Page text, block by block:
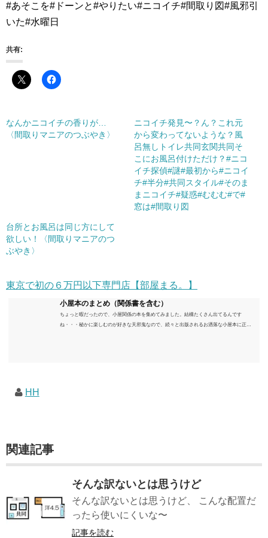
#あそこを#ドーンと#やりたい#ニコイチ#間取り図#風邪引
いた#水曜日
共有:
なんかニコイチの香りが…
〈間取りマニアのつぶやき〉
ニコイチ発見〜？ん？これ元
から変わってないような？風
呂無しトイレ共同玄関共同そ
こにお風呂付けただけ？#ニコ
イチ探偵#謎#最初から#ニコイ
チ#半分#共同スタイル#そのま
まニコイチ#疑惑#むむむ#で#
窓は#間取り図
台所とお風呂は同じ方にして
欲しい！〈間取りマニアのつ
ぶやき〉
東京で初の６万円以下専門店【部屋まる。】
小屋本のまとめ（関係書を含む）
ちょっと暇だったので、小屋関係の本を集めてみました。結構たくさん出てるんです
ね・・・秘かに楽しむのが好きな天邪鬼なので、続々と出版されるお洒落な小屋本に正直
HH
関連記事
そんな訳ないとは思うけど
そんな訳ないとは思うけど、 こんな配置だ
ったら使いにくいな〜
記事を読む